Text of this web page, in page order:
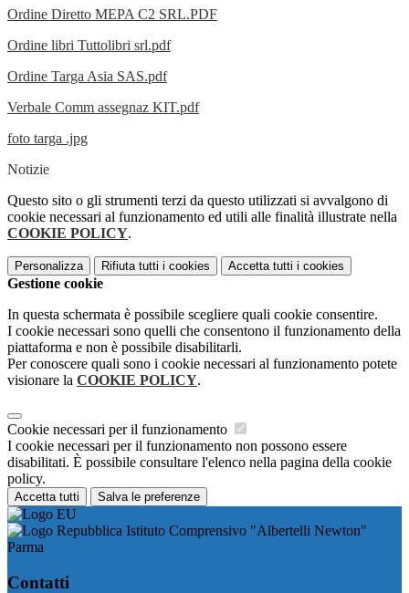
Ordine Diretto MEPA C2 SRL.PDF
Ordine libri Tuttolibri srl.pdf
Ordine Targa Asia SAS.pdf
Verbale Comm assegnaz KIT.pdf
foto targa .jpg
Notizie
Questo sito o gli strumenti terzi da questo utilizzati si avvalgono di
cookie necessari al funzionamento ed utili alle finalità illustrate nella
COOKIE POLICY.
Personalizza Rifiuta tutti i cookies Accetta tutti i cookies
Gestione cookie
In questa schermata è possibile scegliere quali cookie consentire.
I cookie necessari sono quelli che consentono il funzionamento della
piattaforma e non è possibile disabilitarli.
Per conoscere quali sono i cookie necessari al funzionamento potete
visionare la COOKIE POLICY.
Cookie necessari per il funzionamento
I cookie necessari per il funzionamento non possono essere
disabilitati. È possibile consultare l'elenco nella pagina della cookie
policy.
Accetta tutti Salva le preferenze
Istituto Comprensivo "Albertelli Newton"
Parma
Contatti